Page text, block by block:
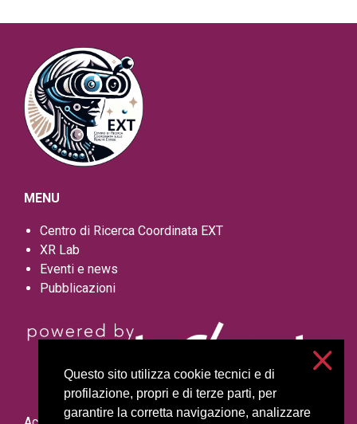
Questo sito utilizza cookie tecnici e di
profilazione, propri e di terze parti, per
garantire la corretta navigazione, analizzare
MENU
Centro di Ricerca Coordinata EXT
XR Lab
Eventi e news
Pubblicazioni